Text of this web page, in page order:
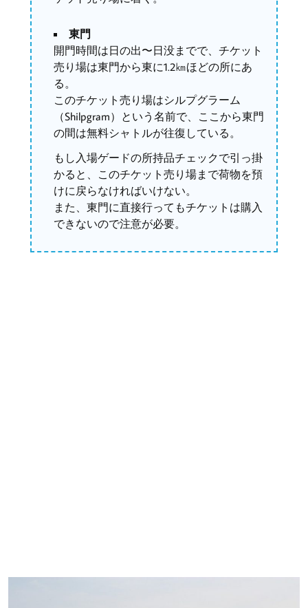
東門
開門時間は日の出〜日没までで、チケット
売り場は東門から東に1.2㎞ほどの所にあ
る。
このチケット売り場はシルプグラーム
（Shilpgram）という名前で、ここから東門
の間は無料シャトルが往復している。
もし入場ゲードの所持品チェックで引っ掛
かると、このチケット売り場まで荷物を預
けに戻らなければいけない。
また、東門に直接行ってもチケットは購入
できないので注意が必要。